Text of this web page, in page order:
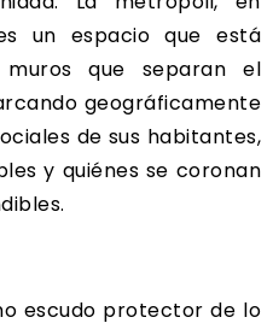
un espacio que está
que separan el
geográficamente
de sus habitantes,
y quiénes se coronan
escudo protector de lo